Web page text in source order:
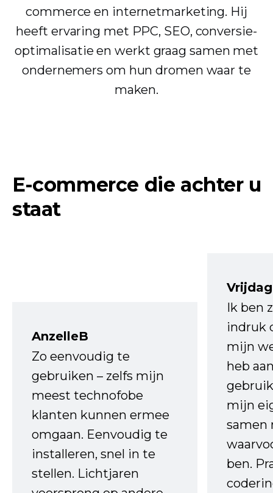
commerce en internetmarketing. Hij
heeft ervaring met PPC, SEO, conversie-
optimalisatie en werkt graag samen met
ondernemers om hun dromen waar te
maken.
E-commerce die achter u
staat
AnzelleB
Zo eenvoudig te
gebruiken – zelfs mijn
meest technofobe
klanten kunnen ermee
omgaan. Eenvoudig te
installeren, snel in te
stellen. Lichtjaren
Ik ben
indruk
mijn
heb
mijn
samen
ben.